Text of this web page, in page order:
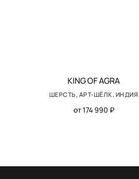
KING OF AGRA
ШЕРСТЬ, АРТ-ШЁЛК, ИНДИЯ
от 174 990 ₽